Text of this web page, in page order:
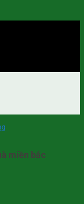
miền bắc